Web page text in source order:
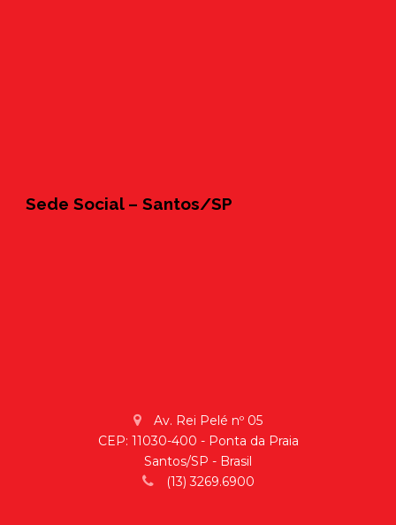
Sede Social – Santos/SP
Av. Rei Pelé nº 05
CEP: 11030-400 - Ponta da Praia
Santos/SP - Brasil
(13) 3269.6900